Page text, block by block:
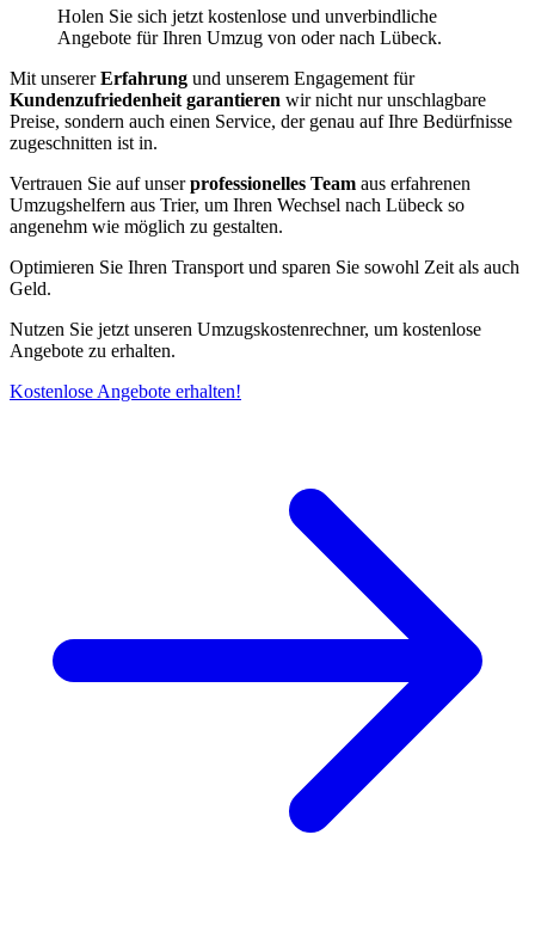
Holen Sie sich jetzt kostenlose und unverbindliche
Angebote für Ihren Umzug von oder nach Lübeck.
Mit unsererErfahrung und unserem Engagement für
Kundenzufriedenheit garantieren wir nicht nur unschlagbare
Preise, sondern auch einen Service, der genau auf Ihre Bedürfnisse
zugeschnitten ist in.
Vertrauen Sie auf unserprofessionelles Team aus erfahrenen
Umzugshelfern aus Trier, um Ihren Wechsel nach Lübeck so
angenehm wie möglich zu gestalten.
Optimieren Sie Ihren Transport und sparen Sie sowohl Zeit als auch
Geld.
Nutzen Sie jetzt unseren Umzugskostenrechner, um kostenlose
Angebote zu erhalten.
Kostenlose Angebote erhalten!